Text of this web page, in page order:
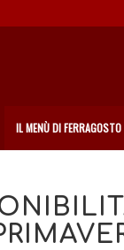
IL MENÙ DI FERRAGOSTO